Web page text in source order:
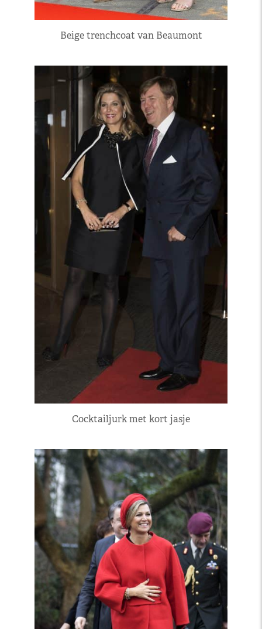
Beige trenchcoat van Beaumont
Cocktailjurk met kort jasje